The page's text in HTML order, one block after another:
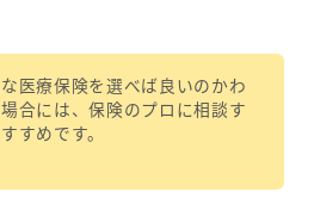
医療保険を選べば良いのかわ
合には、保険のプロに相談す
すめです。